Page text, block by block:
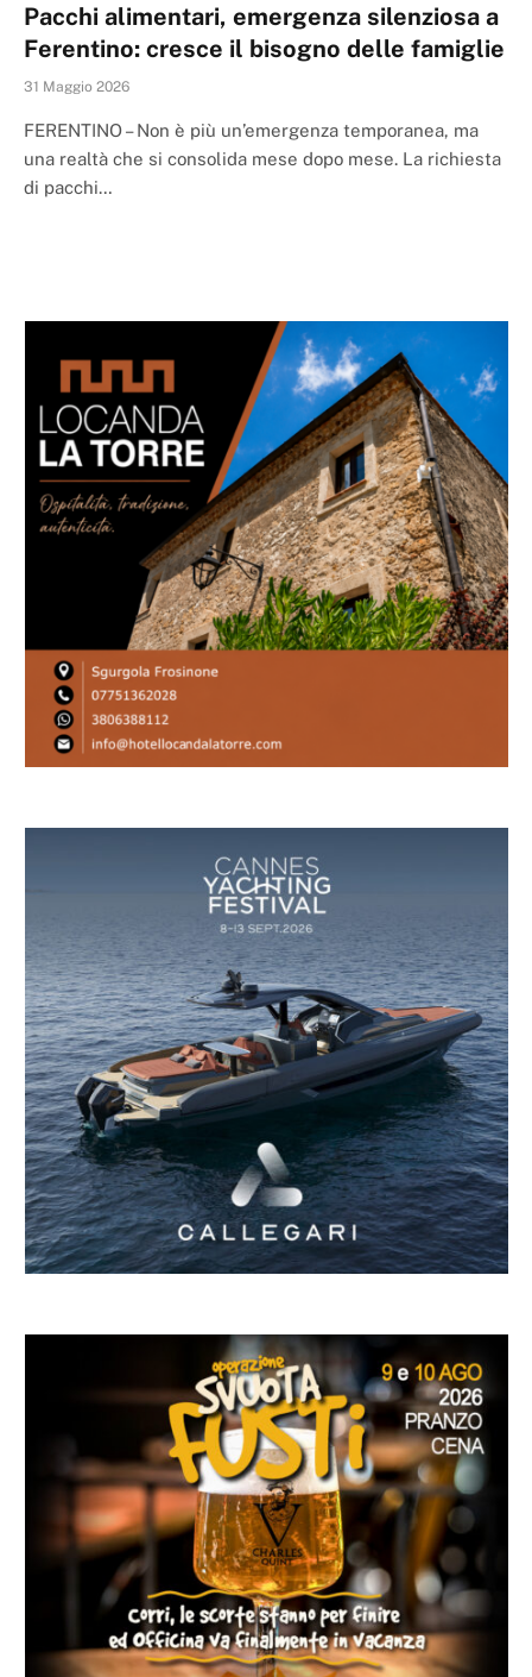
Pacchi alimentari, emergenza silenziosa a
Ferentino: cresce il bisogno delle famiglie
31 Maggio 2026
FERENTINO – Non è più un’emergenza temporanea, ma
una realtà che si consolida mese dopo mese. La richiesta
di pacchi…